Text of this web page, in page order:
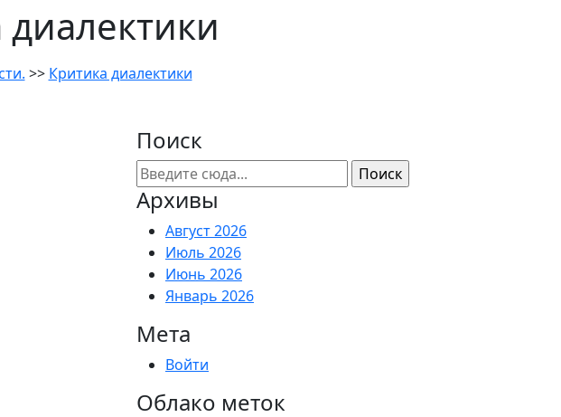
>> Критика диалектики
Поиск
Архивы
Август 2026
Июль 2026
Июнь 2026
Январь 2026
Мета
Войти
Облако меток